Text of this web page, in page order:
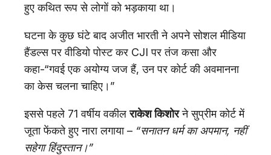
हुए कथित रूप से लोगों को भड़काया था।
घटना के कुछ घंटे बाद अजीत भारती ने अपने सोशल मीडिया
हैंडल्स पर वीडियो पोस्ट कर CJI पर तंज कसा और
कहा-“गवई एक अयोग्य जज हैं, उन पर कोर्ट की अवमानना
का केस चलना चाहिए।”
इससे पहले 71 वर्षीय वकीलराकेश किशोरने सुप्रीम कोर्ट में
जूता फेंकते हुए नारा लगाया – “सनातन धर्म का अपमान, नहीं
सहेगा हिंदुस्तान।”